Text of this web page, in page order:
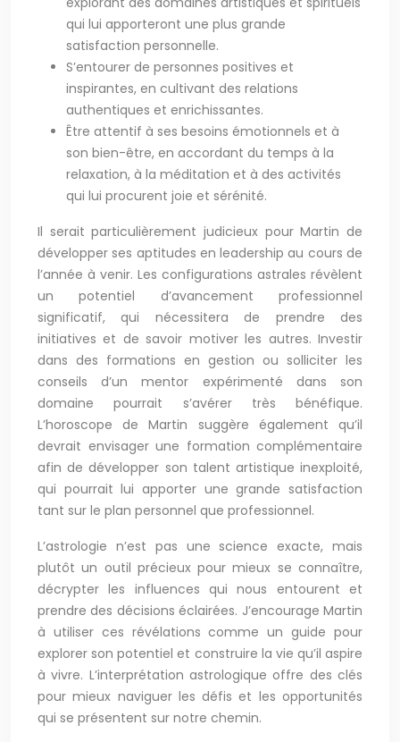
qui lui apporteront une plus grande
satisfaction personnelle.
S’entourer de personnes positives et
inspirantes, en cultivant des relations
authentiques et enrichissantes.
Être attentif à ses besoins émotionnels et à
son bien-être, en accordant du temps à la
relaxation, à la méditation et à des activités
qui lui procurent joie et sérénité.
Il serait particulièrement judicieux pour Martin de
développer ses aptitudes en leadership au cours de
l’année à venir. Les configurations astrales révèlent
un potentiel d’avancement professionnel
significatif, qui nécessitera de prendre des
initiatives et de savoir motiver les autres. Investir
dans des formations en gestion ou solliciter les
conseils d’un mentor expérimenté dans son
domaine pourrait s’avérer très bénéfique.
L’horoscope de Martin suggère également qu’il
devrait envisager une formation complémentaire
afin de développer son talent artistique inexploité,
qui pourrait lui apporter une grande satisfaction
tant sur le plan personnel que professionnel.
L’astrologie n’est pas une science exacte, mais
plutôt un outil précieux pour mieux se connaître,
décrypter les influences qui nous entourent et
prendre des décisions éclairées. J’encourage Martin
à utiliser ces révélations comme un guide pour
explorer son potentiel et construire la vie qu’il aspire
à vivre. L’interprétation astrologique offre des clés
pour mieux naviguer les défis et les opportunités
qui se présentent sur notre chemin.